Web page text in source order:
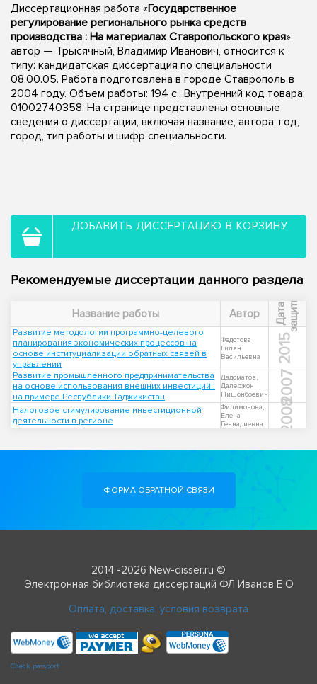
Диссертационная работа «Государственное
регулирование регионального рынка средств
производства : На материалах Ставропольского края»,
автор — Трысячный, Владимир Иванович, относится к
типу: кандидатская диссертация по специальности
08.00.05. Работа подготовлена в городе Ставрополь в
2004 году. Объем работы: 194 с.. Внутренний код товара:
01002740358. На странице представлены основные
сведения о диссертации, включая название, автора, год,
город, тип работы и шифр специальности.
ДОБАВИТЬ ДИССЕРТАЦИЮ В КОРЗИНУ
Рекомендуемые диссертации данного раздела
Название работы Автор Д
а
т
а
з
а
щ
и
т ы
Развитие методологии программно-целевого
планирования экономических процессов на
основе институциализации обратных связей в
управлении
Федотова
Гилян
Васильевна
2015
Развитие промышленного предпринимательства
на основе использования внешних инвестиций :
на примере Республики Таджикистан
Дадоматов,
Далержон
Нишонбоевич
2007
Налоговое стимулирование инвестиционной
деятельности в регионе
Филимонова,
Елена
Геннадиевна
2008
ФОРМА ОБРАТНОЙ СВЯЗИ
2014 -2026 New-disser.ru ©
Электронная библиотека диссертаций ФЛ Иванов Е О
Оплата, доставка, условия возврата
Check passport